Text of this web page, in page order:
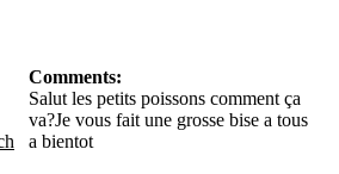
Comments:
Salut les petits poissons comment ça
va?Je vous fait une grosse bise a tous
a bientot